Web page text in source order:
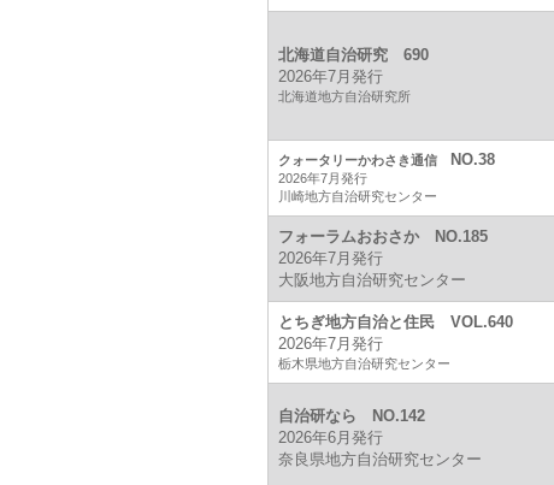
北海道自治研究 690
2026年7月発行
北海道地方自治研究所
クォータリーかわさき通信 NO.38
2026年7月発行
川崎地方自治研究センター
フォーラムおおさか NO.185
2026年7月発行
大阪地方自治研究センター
とちぎ地方自治と住民 VOL.640
2026年7月発行
栃木県地方自治研究センター
自治研なら NO.142
2026年6月発行
奈良県地方自治研究センター